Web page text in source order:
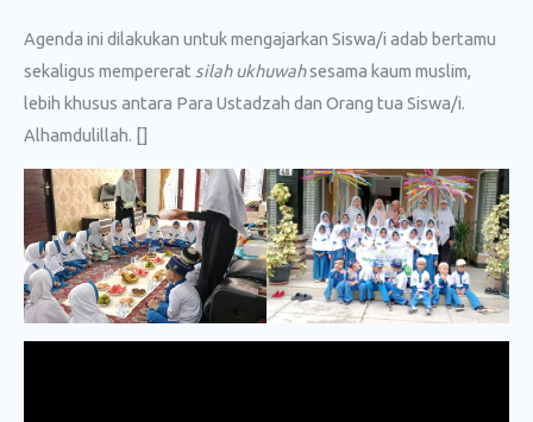
Agenda ini dilakukan untuk mengajarkan Siswa/i adab bertamu
sekaligus mempererat silah ukhuwahsesama kaum muslim,
lebih khusus antara Para Ustadzah dan Orang tua Siswa/i.
Alhamdulillah. []